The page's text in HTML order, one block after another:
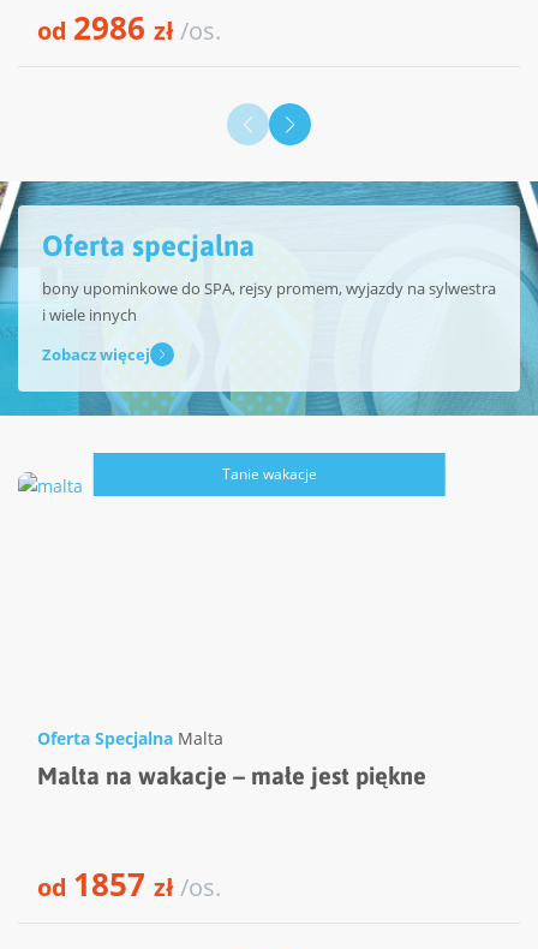
od 2986 zł/os.
Oferta specjalna
bony upominkowe do SPA, rejsy promem, wyjazdy na sylwestra
i wiele innych
Zobacz więcej
Tanie wakacje
Oferta Specjalna Malta
Malta na wakacje – małe jest piękne
od 1857 zł/os.